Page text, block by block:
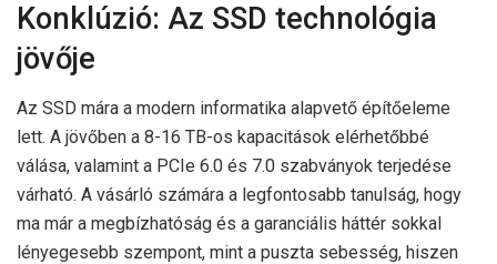
Konklúzió: Az SSD technológia
jövője
Az SSD mára a modern informatika alapvető építőeleme
lett. A jövőben a 8-16 TB-os kapacitások elérhetőbbé
válása, valamint a PCIe 6.0 és 7.0 szabványok terjedése
várható. A vásárló számára a legfontosabb tanulság, hogy
ma már a megbízhatóság és a garanciális háttér sokkal
lényegesebb szempont, mint a puszta sebesség, hiszen